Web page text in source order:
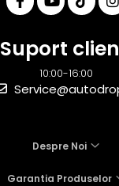
Suport
10:00-16:00
Despre Noi
Garantia Produselor